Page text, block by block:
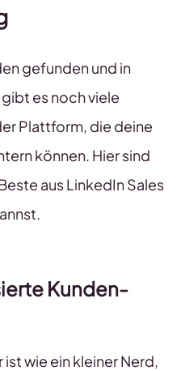
gefunden und in
es noch viele
Plattform, die deine
können. Hier sind
aus LinkedIn Sales
Kunden-
wie ein kleiner Nerd,